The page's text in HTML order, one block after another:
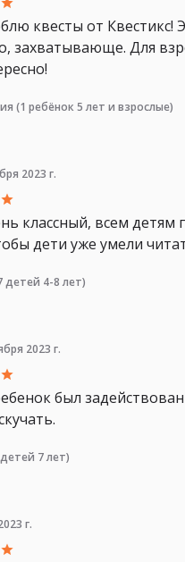
квесты от Квестикс!
захватывающе. Для
(1 ребёнок 5 лет и взрослые)
2023 г.
классный, всем детям
дети уже умели
детей 4-8 лет)
2023 г.
был
7 лет)
г.